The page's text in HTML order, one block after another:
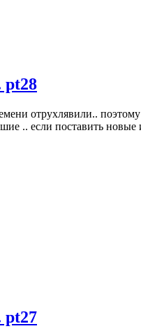
pt28
отрухлявили..
.. если поставить
pt27